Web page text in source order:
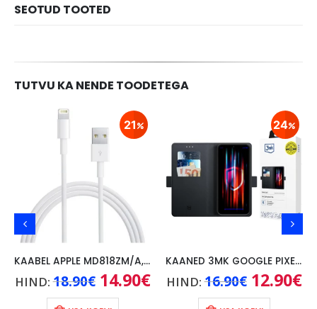
SEOTUD TOOTED
TUTVU KA NENDE TOODETEGA
21
KAABEL APPLE MD818ZM/A, 1M
HIND:18.90€ Algne
hind
oli:
14.90€Praegune
hind
24
KAANED 3MK GOOGLE PIXEL 9A, MUST
HIND:16.90€ Algne
hind
oli:
12.90€